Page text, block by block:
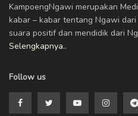
KampoengNgawi merupakan
kabar – kabar tentang Ngawi
suara positif dan mendidik dari
Selengkapnya..
Follow us